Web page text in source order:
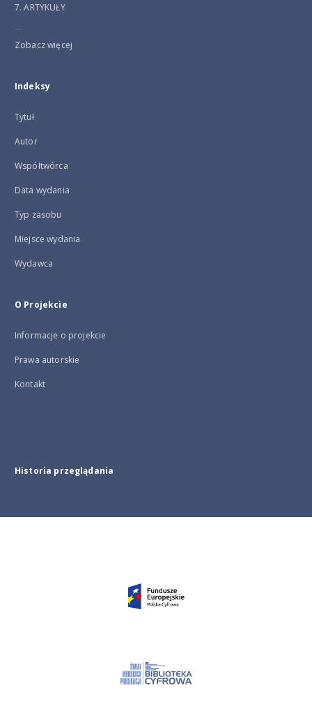
7. ARTYKUŁY
...
Zobacz więcej
Indeksy
Tytuł
Autor
Współtwórca
Data wydania
Typ zasobu
Miejsce wydania
Wydawca
O Projekcie
Informacje o projekcie
Prawa autorskie
Kontakt
Historia przeglądania